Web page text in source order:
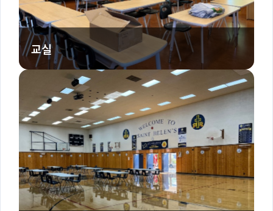
교실